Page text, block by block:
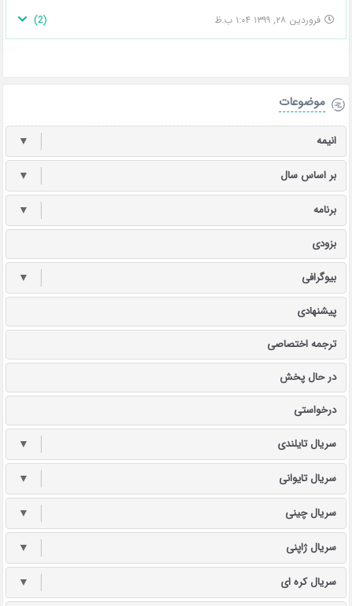
فروردین ۲۸, ۱۳۹۹ ۱:۰۴ ب.ظ (
2
)
موضوعات
انیمه ▼
بر اساس سال ▼
برنامه ▼
بزودی
بیوگرافی ▼
پیشنهادی
ترجمه اختصاصی
در حال پخش
درخواستی
سریال تایلندی ▼
سریال تایوانی ▼
سریال چینی ▼
سریال ژاپنی ▼
سریال کره ای ▼